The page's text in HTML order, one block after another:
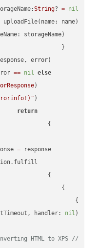
String? = nil
        (response, error)
== nil else
! ) "
return
=
}
handler: nil
// Converting HTML to XPS